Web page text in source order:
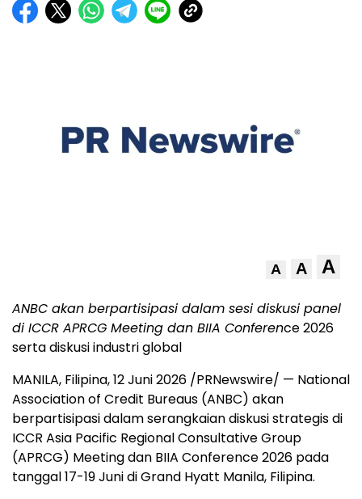
A A A
ANBC akan berpartisipasi dalam sesi diskusi panel
di ICCR APRCG Meeting dan BIIA Conference 2026
serta diskusi industri global
MANILA, Filipina,12 Juni 2026 /PRNewswire/ — National
Association of Credit Bureaus (ANBC) akan
berpartisipasi dalam serangkaian diskusi strategis di
ICCR Asia Pacific Regional Consultative Group
(APRCG) Meeting dan BIIA Conference 2026 pada
tanggal 17-19 Juni di Grand Hyatt Manila, Filipina.